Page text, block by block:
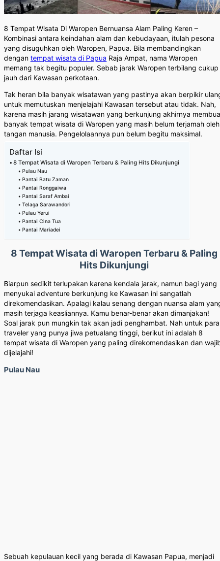
8 Tempat Wisata Di Waropen Bernuansa Alam Paling Keren –
Kombinasi antara keindahan alam dan kebudayaan, itulah pesona
yang disuguhkan oleh Waropen, Papua. Bila membandingkan
dengan tempat wisata di Papua Raja Ampat, nama Waropen
memang tak begitu populer. Sebab jarak Waropen terbilang cukup
jauh dari Kawasan perkotaan.
Tak heran bila banyak wisatawan yang pastinya akan berpikir
untuk memutuskan menjelajahi Kawasan tersebut atau tidak. Nah,
karena masih jarang wisatawan yang berkunjung akhirnya
banyak tempat wisata di Waropen yang masih belum terjamah oleh
tangan manusia. Pengelolaannya pun belum begitu maksimal.
Daftar Isi
8 Tempat Wisata di Waropen Terbaru & Paling Hits Dikunjungi
Pulau Nau
Pantai Batu Zaman
Pantai Ronggaiwa
Pantai Saraf Ambai
Telaga Sarawandori
Pulau Yerui
Pantai Cina Tua
Pantai Mariadei
8 Tempat Wisata di Waropen Terbaru & Paling
Hits Dikunjungi
Biarpun sedikit terlupakan karena kendala jarak, namun bagi yang
menyukai adventure berkunjung ke Kawasan ini sangatlah
direkomendasikan. Apalagi kalau senang dengan nuansa alam
masih terjaga keasliannya. Kamu benar-benar akan dimanjakan!
Soal jarak pun mungkin tak akan jadi penghambat. Nah untuk para
traveler yang punya jiwa petualang tinggi, berikut ini adalah 8
tempat wisata di Waropen yang paling direkomendasikan dan
dijelajahi!
Pulau Nau
Sebuah kepulauan kecil yang berada di Kawasan Papua, menjadi